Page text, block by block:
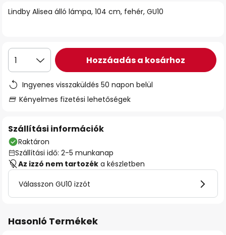
Lindby Alisea álló lámpa, 104 cm, fehér, GU10
1 Hozzáadás a kosárhoz
Ingyenes visszaküldés 50 napon belül
Kényelmes fizetési lehetőségek
Szállítási információk
Raktáron
Szállítási idő: 2-5 munkanap
Az izzó nem tartozék a készletben
Válasszon GU10 izzót
Hasonló Termékek